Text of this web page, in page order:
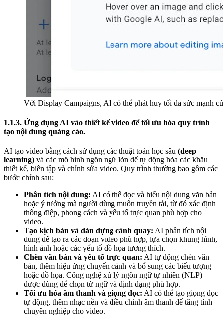
Với Display Campaigns, AI có thể phát huy tối đa sức mạnh
1.1.3. Ứng dụng AI vào thiết kế video để tối ưu hóa quy trình
tạo nội dung quảng cáo.
AI tạo video bằng cách sử dụng các thuật toán học sâu (deep
learning) và các mô hình ngôn ngữ lớn để tự động hóa các khâu
thiết kế, biên tập và chỉnh sửa video. Quy trình thường bao gồm các
bước chính sau:
Phân tích nội dung: AI có thể đọc và hiểu nội dung văn bản
hoặc ý tưởng mà người dùng muốn truyền tải, từ đó xác định
thông điệp, phong cách và yếu tố trực quan phù hợp cho
video.
Tạo kịch bản và dàn dựng cảnh quay: AI phân tích nội
dung để tạo ra các đoạn video phù hợp, lựa chọn khung hình,
hình ảnh hoặc các yếu tố đồ họa tương thích.
Chèn văn bản và yếu tố trực quan: AI tự động chèn văn
bản, thêm hiệu ứng chuyển cảnh và bổ sung các biểu tượng
hoặc đồ họa. Công nghệ xử lý ngôn ngữ tự nhiên (NLP)
được dùng để chọn từ ngữ và định dạng phù hợp.
Tối ưu hóa âm thanh và giọng đọc: AI có thể tạo giọng đọc
tự động, thêm nhạc nền và điều chỉnh âm thanh để tăng tính
chuyên nghiệp cho video.